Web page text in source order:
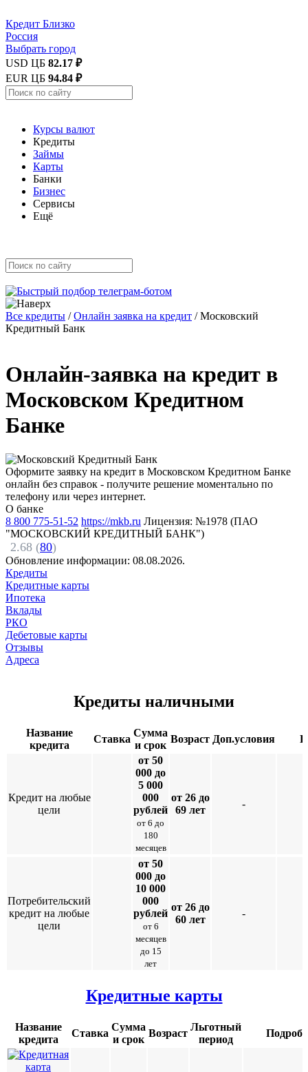
Кредит Близко
Россия
Выбрать город
USD ЦБ 82.17 ₽
EUR ЦБ 94.84 ₽
Курсы валют
Кредиты
Займы
Карты
Банки
Бизнес
Сервисы
Ещё
Все кредиты /Онлайн заявка на кредит /Московский
Кредитный Банк
Онлайн-заявка на кредит в
Московском Кредитном
Банке
Оформите заявку на кредит в Московском Кредитном Банке
онлайн без справок - получите решение моментально по
телефону или через интернет.
О банке
8 800 775-51-52 https://mkb.ru Лицензия: №1978 (ПАО
"МОСКОВСКИЙ КРЕДИТНЫЙ БАНК")
2.68 (80)
Обновление информации: 08.08.2026.
Кредиты
Кредитные карты
Ипотека
Вклады
РКО
Дебетовые карты
Отзывы
Адреса
Кредиты наличными
Название
кредита
Ставка
Сумма
и срок
Возраст Доп.условия
Кредит на любые
цели
от 50
000 до
5 000
000
рублей
от 6 до
180
месяцев
от 26 до
69 лет
-
Потребительский
кредит на любые
цели
от 50
000 до
10 000
000
рублей
от 6
месяцев
до 15
лет
от 26 до
60 лет
-
Кредитные карты
Название
кредита
Ставка
Сумма
и срок
Возраст
Льготный
период